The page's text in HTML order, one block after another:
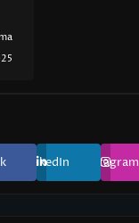
LinkedIn Instagram